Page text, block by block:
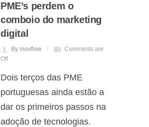
PME’s perdem o
comboio do marketing
digital
By inovflow
Comments are
Off
Dois terços das PME
portuguesas ainda estão a
dar os primeiros passos na
adoção de tecnologias.